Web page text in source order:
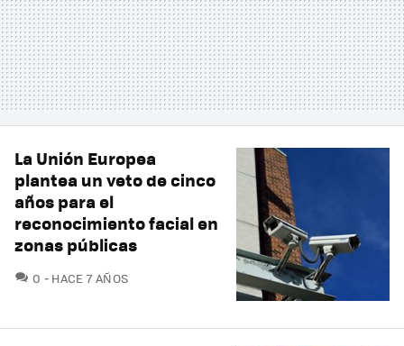
La Unión Europea
plantea un veto de cinco
años para el
reconocimiento facial en
zonas públicas
0 COMENTARIOS
HACE 7 AÑOS